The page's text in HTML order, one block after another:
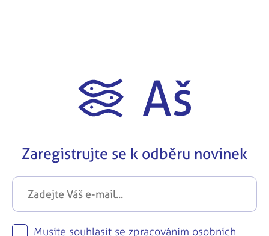
Zaregistrujte se k odběru novinek
Musíte souhlasit se zpracováním osobních